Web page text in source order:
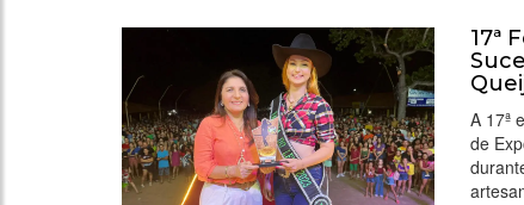
17ª
A 17ª
de